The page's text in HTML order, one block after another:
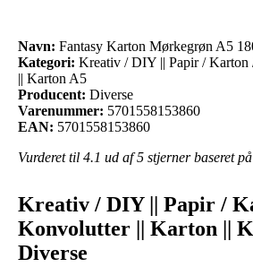
Navn: Fantasy Karton Mørkegrøn A5
Kategori: Kreativ / DIY || Papir / Karton
|| Karton A5
Producent: Diverse
Varenummer: 5701558153860
EAN: 5701558153860
Vurderet til 4.1 ud af 5 stjerner baseret på
Kreativ / DIY || Papir /
Konvolutter || Karton ||
Diverse